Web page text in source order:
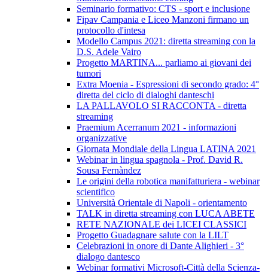
Seminario formativo: CTS - sport e inclusione
Fipav Campania e Liceo Manzoni firmano un
protocollo d'intesa
Modello Campus 2021: diretta streaming con la
D.S. Adele Vairo
Progetto MARTINA... parliamo ai giovani dei
tumori
Extra Moenia - Espressioni di secondo grado: 4°
diretta del ciclo di dialoghi danteschi
LA PALLAVOLO SI RACCONTA - diretta
streaming
Praemium Acerranum 2021 - informazioni
organizzative
Giornata Mondiale della Lingua LATINA 2021
Webinar in lingua spagnola - Prof. David R.
Sousa Fernàndez
Le origini della robotica manifatturiera - webinar
scientifico
Università Orientale di Napoli - orientamento
TALK in diretta streaming con LUCA ABETE
RETE NAZIONALE dei LICEI CLASSICI
Progetto Guadagnare salute con la LILT
Celebrazioni in onore di Dante Alighieri - 3°
dialogo dantesco
Webinar formativi Microsoft-Città della Scienza-